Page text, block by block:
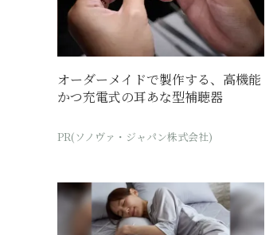
オーダーメイドで製作する、高機能
かつ充電式の耳あな型補聴器
PR(ソノヴァ・ジャパン株式会社)